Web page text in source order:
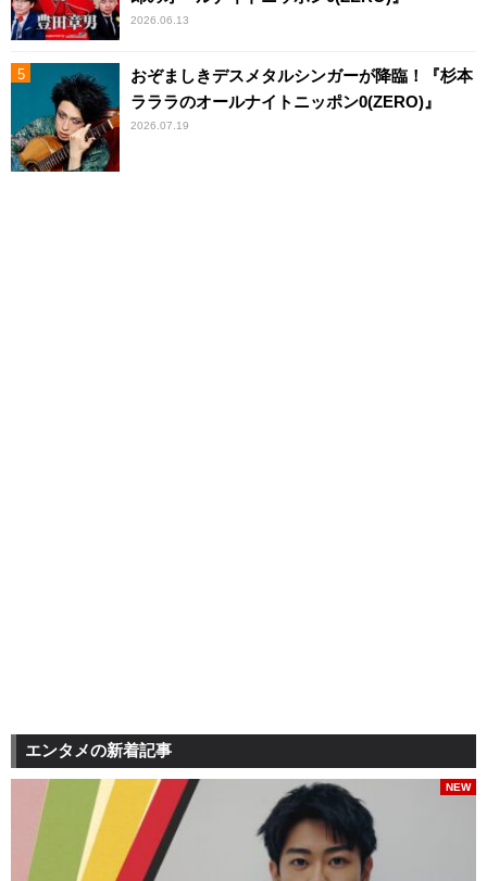
2026.06.13
おぞましきデスメタルシンガーが降臨！『杉本
ラララのオールナイトニッポン0(ZERO)』
2026.07.19
エンタメの新着記事
NEW